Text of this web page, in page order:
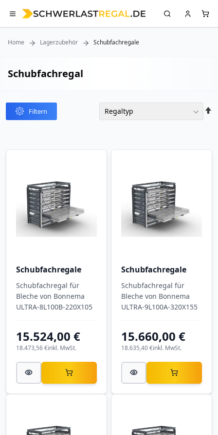
Home Lagerzubehör Schubfachregale
Schubfachregal
In
Schubfachregale
Schubfachregal für
Bleche von Bonnema
ULTRA-8L100B-220X105
15.524,00 €
inkl. MwSt.
18.473,56 €
Schubfachregale
Schubfachregal für
Bleche von Bonnema
ULTRA-9L100A-320X155
15.660,00 €
inkl. MwSt.
18.635,40 €
Filtern